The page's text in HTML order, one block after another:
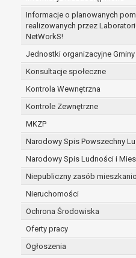
Informacje o planowanych
realizowanych przez
NetWorkS!
Jednostki organizacyjne Gminy
Konsultacje społeczne
Kontrola Wewnętrzna
Kontrole Zewnętrzne
MKZP
Narodowy Spis Powszechny
Narodowy Spis Ludności i
Niepubliczny zasób
Nieruchomości
Ochrona Środowiska
Oferty pracy
Ogłoszenia
przypadku wyrażenia
danych po
czasu wycofania tej
Ponadto w przypadku
dane osobowe od
przechowywane są
umowy o
beneficjentem a
danego projektu i
dokumentacji projektu
W związku z
administratora danych
Pani/Panu:
prawo dostępu
otrzymywania
RODO;
podstawie art. 16